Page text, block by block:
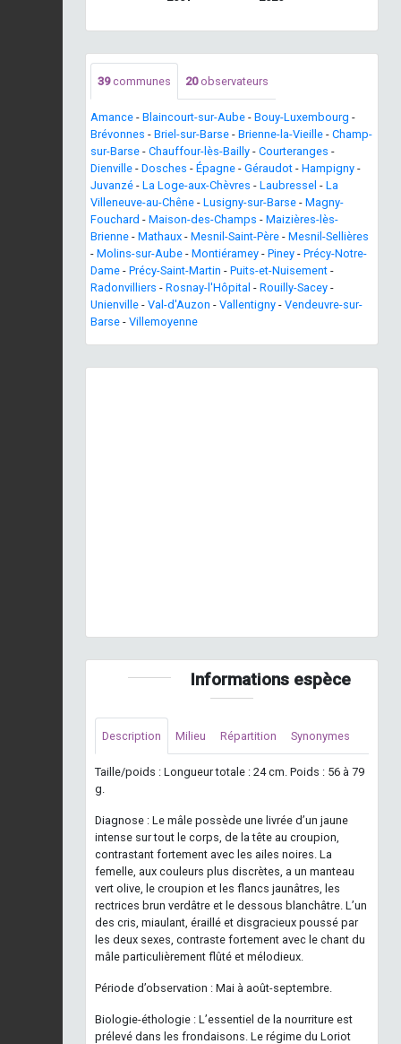
39communes 20observateurs
Amance - Blaincourt-sur-Aube - Bouy-Luxembourg -
Brévonnes - Briel-sur-Barse - Brienne-la-Vieille - Champ-
sur-Barse - Chauffour-lès-Bailly - Courteranges -
Dienville - Dosches - Épagne - Géraudot - Hampigny -
Juvanzé - La Loge-aux-Chèvres - Laubressel - La
Villeneuve-au-Chêne - Lusigny-sur-Barse - Magny-
Fouchard - Maison-des-Champs - Maizières-lès-
Brienne - Mathaux - Mesnil-Saint-Père - Mesnil-Sellières
- Molins-sur-Aube - Montiéramey - Piney - Précy-Notre-
Dame - Précy-Saint-Martin - Puits-et-Nuisement -
Radonvilliers - Rosnay-l'Hôpital - Rouilly-Sacey -
Unienville - Val-d'Auzon - Vallentigny - Vendeuvre-sur-
Barse - Villemoyenne
Informations espèce
Description Milieu Répartition Synonymes
Taille/poids : Longueur totale : 24 cm. Poids : 56 à 79
g.
Diagnose : Le mâle possède une livrée d’un jaune
intense sur tout le corps, de la tête au croupion,
contrastant fortement avec les ailes noires. La
femelle, aux couleurs plus discrètes, a un manteau
vert olive, le croupion et les flancs jaunâtres, les
rectrices brun verdâtre et le dessous blanchâtre. L’un
des cris, miaulant, éraillé et disgracieux poussé par
les deux sexes, contraste fortement avec le chant du
mâle particulièrement flûté et mélodieux.
Période d’observation : Mai à août-septembre.
Biologie-éthologie : L’essentiel de la nourriture est
prélevé dans les frondaisons. Le régime du Loriot